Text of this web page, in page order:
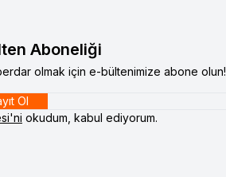
Aboneliği
olmak için e-bültenimize abone olun!
Ol
okudum, kabul ediyorum.